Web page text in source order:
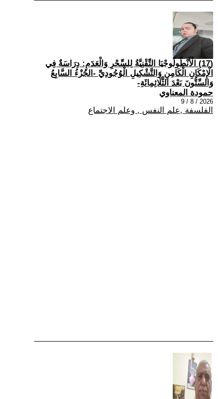
(17) الْأَنْطُولُوجْيَا التِّقْنِيَّةُ لِلسِّحْرِ وَالْعَدَمِ: دِرَاسَةٌ فِي
الْإِمْكَانِ الْكَامِنِ وَالتَّشْكِيلِ الْوُجُودِيِّ -الجُزْءُ السَّابِعُ
وَالسِّتُّونَ بَعْدَ الثَّلَاثِمِائَةِ-
حمودة المعناوي
2026 / 8 / 9
الفلسفة ,علم النفس , وعلم الاجتماع